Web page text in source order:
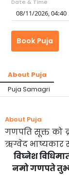
Date & Time
Book Puja
About Puja
Puja Samagri
About Puja
गणपति सूक्त को
ऋग्वेद भाष्यकार
विघ्नेश
नमो गणपते तुभ्यं